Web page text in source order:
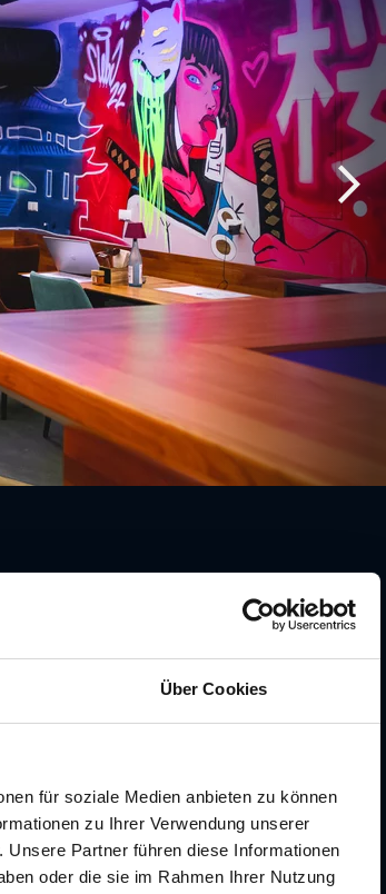
Über Cookies
für soziale Medien anbieten zu können
zu Ihrer Verwendung unserer
Partner führen diese Informationen
oder die sie im Rahmen Ihrer Nutzung